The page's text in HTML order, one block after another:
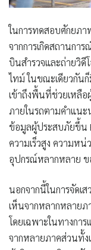
ในการทดสอบศักยภา
จากการเกิดสถานกา
บินสำรวจและถ่ายวิดี
ไทม์ ในขณะเดียวกัน
เข้าถึงพื้นที่ช่วยเหลื
ภายในรถตามคำแน
ข้อมูลผู้ประสบภัยขึ้น
ความเร็วสูง ความหน่
อุปกรณ์หลากหลาย ข
นอกจากนี้ในการจัดเ
เห็นจากหลากหลาย
โดยเฉพาะในทางกา
จากหลายภาคส่วนทั้